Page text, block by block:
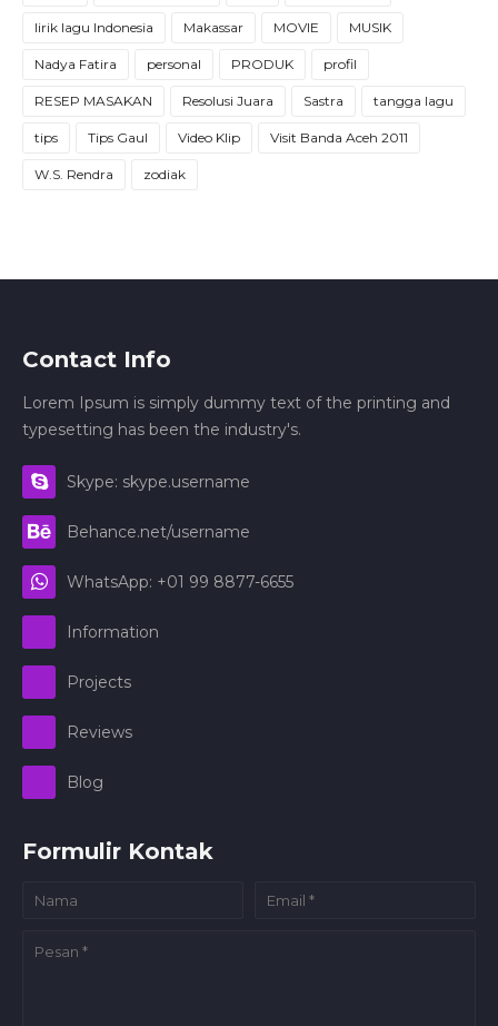
lirik lagu Indonesia Makassar MOVIE MUSIK
Nadya Fatira personal PRODUK profil
RESEP MASAKAN Resolusi Juara Sastra tangga lagu
tips Tips Gaul Video Klip Visit Banda Aceh 2011
W.S. Rendra zodiak
Contact Info
Lorem Ipsum is simply dummy text of the printing and
typesetting has been the industry's.
Skype: skype.username
Behance.net/username
WhatsApp: +01 99 8877-6655
Information
Projects
Reviews
Blog
Formulir Kontak